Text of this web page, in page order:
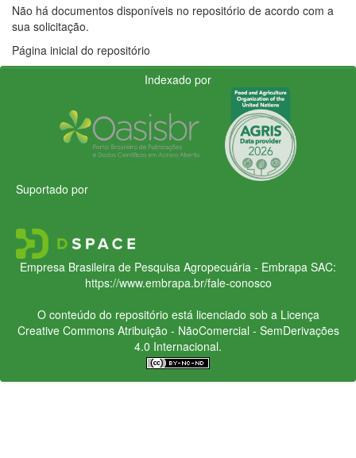
Não há documentos disponíveis no repositório de acordo com a
sua solicitação.
Página inicial do repositório
Indexado por
Suportado por
Empresa Brasileira de Pesquisa Agropecuária - Embrapa SAC:
https://www.embrapa.br/fale-conosco
O conteúdo do repositório está licenciado sob a Licença
Creative CommonsAtribuição - NãoComercial - SemDerivações
4.0 Internacional.